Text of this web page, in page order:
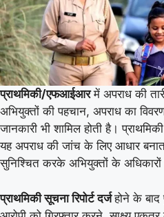
प्राथमिकी/एफआईआरमें अपराध की
अभियुक्तों की पहचान, अपराध का
जानकारी भी शामिल होती है।
यह अपराध की जांच के लिए आधार
सुनिश्चित करके अभियुक्तों के अधिकारों
प्राथमिकी सूचना रिपोर्ट दर्जहोने के